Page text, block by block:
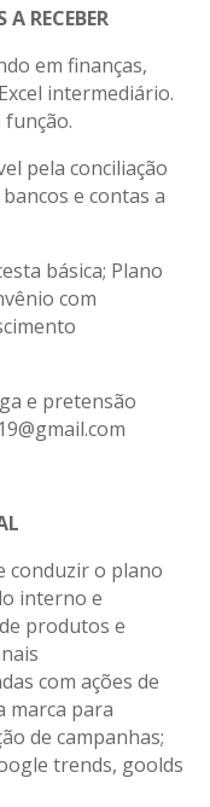
RECEBER
em finanças,
intermediário.
função.
pela conciliação
e contas a
básica; Plano
com
e pretensão
conduzir o plano
interno e
produtos e
com ações de
marca para
de campanhas;
trends, goolds